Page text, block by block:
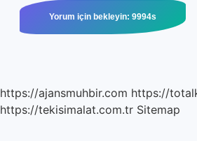
https://ajansmuhbir.com https://
https://tekisimalat.com.tr Sitemap